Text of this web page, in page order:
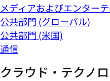
メディアおよびエンター
公共部門 (グローバル)
公共部門 (米国)
通信
クラウド・テクノ